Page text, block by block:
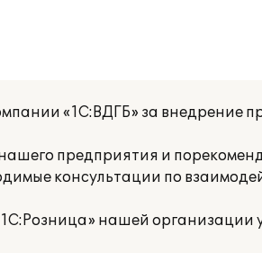
«1С:ВДГБ» за внедрение
предприятия и
консультации по
нашей организации